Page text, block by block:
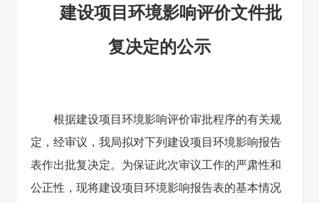
建设项目环境影响评价文件批
复决定的公示
根据建设项目环境影响评价审批程序的有关规
定，经审议，我局拟对下列建设项目环境影响报告
表作出批复决定。为保证此次审议工作的严肃性和
公正性，现将建设项目环境影响报告表的基本情况